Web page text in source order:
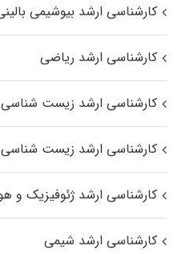
کارشناسی ارشد بیوشیمی
کارشناسی ارشد ریاضی
کارشناسی ارشد زیست‌
کارشناسی ارشد زیست‌ شناسی
کارشناسی ارشد ژئوفیزیک و
کارشناسی ارشد شیمی